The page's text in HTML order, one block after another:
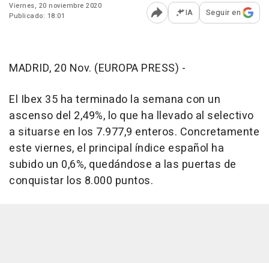
Viernes, 20 noviembre 2020
Publicado: 18:01
Abrir opciones para
IA Seguir en
MADRID, 20 Nov. (EUROPA PRESS) -
El Ibex 35 ha terminado la semana con un
ascenso del 2,49%, lo que ha llevado al selectivo
a situarse en los 7.977,9 enteros. Concretamente
este viernes, el principal índice español ha
subido un 0,6%, quedándose a las puertas de
conquistar los 8.000 puntos.